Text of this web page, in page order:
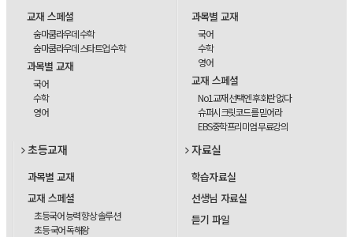
교재 스페셜
숨마쿰라우데 수학
숨마쿰라우데 스타트업 수학
과목별 교재
국어
수학
영어
과목별 교재
국어
수학
영어
교재 스페셜
No1교재 선택엔 후회란 없다
슈퍼시크릿코드를 믿어라
EBS중학프리미엄 무료강의
초등교재
과목별 교재
교재 스페셜
초등국어 능력 향상 솔루션
초등 국어 독해왕
자료실
학습자료실
선생님 자료실
듣기 파일